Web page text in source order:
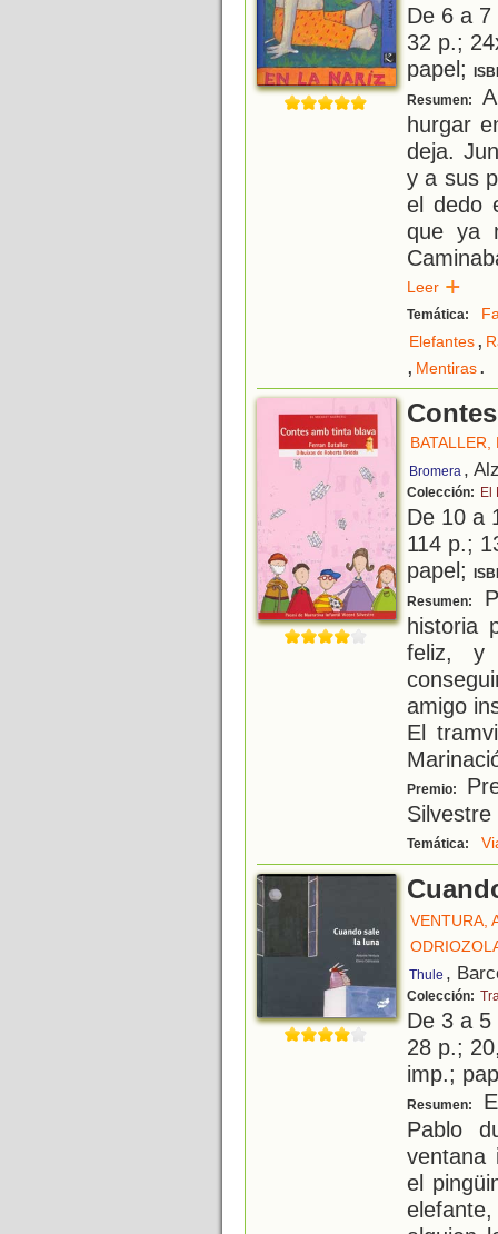
De 6 a
32 p.;
papel;
Resumen:
hurgar
deja.
y a sus
el dedo
que ya
Leer
Temática:
Elefantes,
, Mentiras.
BATALLER,
Bromera ,
Colección: El
De 10 a
114 p.;
papel;
Resumen:
historia
feliz, y
amigo
El
Premio:
Silvestre
Temática:
VENTURA,
Thule ,
Colección:
De 3 a
28 p.;
imp.;
Resumen:
Pablo
ventana
el